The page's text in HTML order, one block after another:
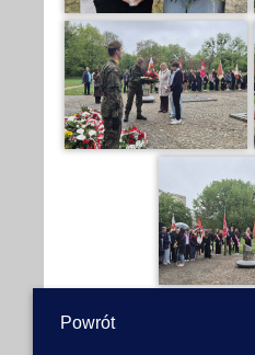
Powrót